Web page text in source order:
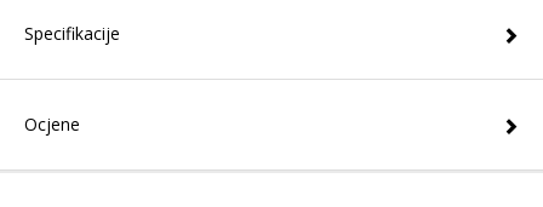
Specifikacije
Ocjene